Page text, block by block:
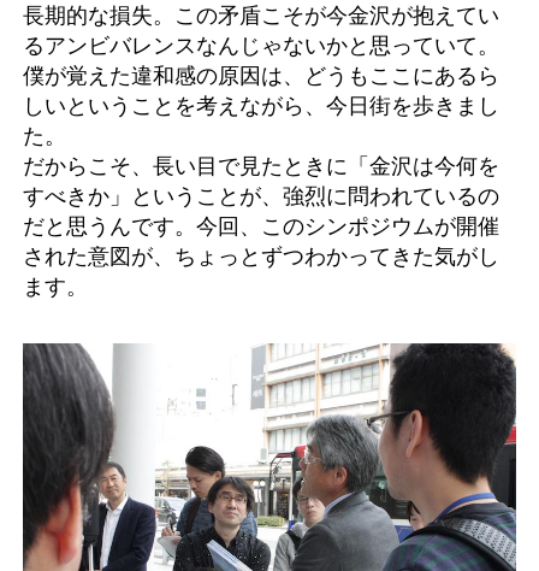
長期的な損失。この矛盾こそが今金沢が抱えてい
るアンビバレンスなんじゃないかと思っていて。
僕が覚えた違和感の原因は、どうもここにあるら
しいということを考えながら、今日街を歩きまし
た。
だからこそ、長い目で見たときに「金沢は今何を
すべきか」ということが、強烈に問われているの
だと思うんです。今回、このシンポジウムが開催
された意図が、ちょっとずつわかってきた気がし
ます。